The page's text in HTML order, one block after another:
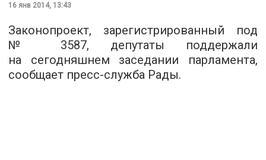
16 янв 2014, 13:43
Законопроект, зарегистрированный под
№ 3587, депутаты поддержали
на сегодняшнем заседании парламента,
сообщает пресс-служба Рады.